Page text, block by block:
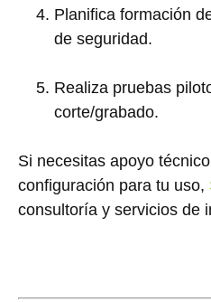
Planifica formación
de seguridad.
Realiza pruebas
corte/grabado.
Si necesitas apoyo
configuración para tu uso,
consultoría y servicios de